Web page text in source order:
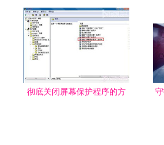
彻底关闭屏幕保护程序的方